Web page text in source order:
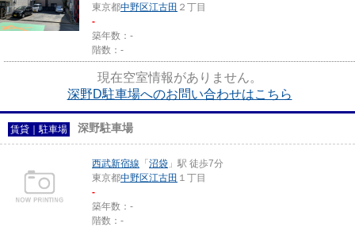
東京都中野区江古田 ２丁目
-
築年数：-
階数：-
現在空室情報がありません。
深野D駐車場へのお問い合わせはこちら
賃貸｜駐車場 深野駐車場
西武新宿線 「 沼袋 」駅 徒歩7分
東京都中野区江古田 １丁目
-
築年数：-
階数：-